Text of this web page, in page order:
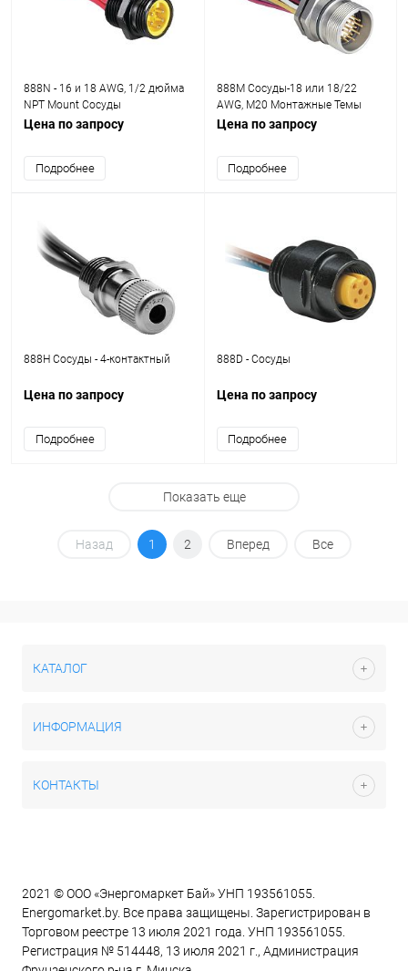
888N - 16 и 18 AWG, 1/2 дюйма
NPT Mount Сосуды
Цена по запросу
Подробнее
888M Сосуды-18 или 18/22
AWG, M20 Монтажные Темы
Цена по запросу
Подробнее
888H Сосуды - 4-контактный
Цена по запросу
Подробнее
888D - Сосуды
Цена по запросу
Подробнее
Показать еще
Назад 1 2 Вперед Все
КАТАЛОГ
ИНФОРМАЦИЯ
КОНТАКТЫ
2021 © ООО «Энергомаркет Бай» УНП 193561055.
Energomarket.by. Все права защищены. Зарегистрирован в
Торговом реестре 13 июля 2021 года. УНП 193561055.
Регистрация № 514448, 13 июля 2021 г., Администрация